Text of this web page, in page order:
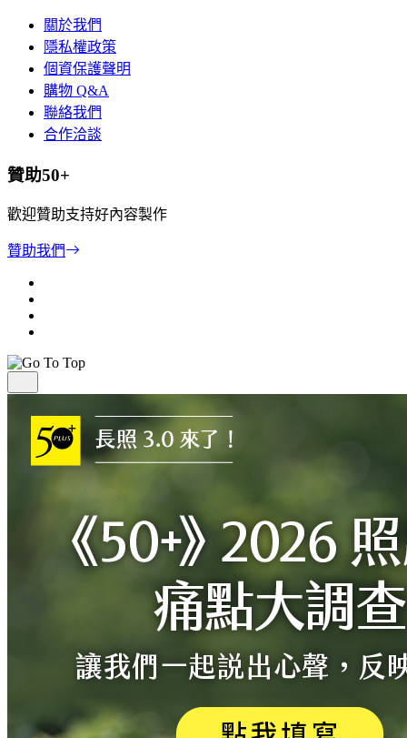
關於我們
隱私權政策
個資保護聲明
購物 Q&A
聯絡我們
合作洽談
贊助50+
歡迎贊助支持好內容製作
贊助我們